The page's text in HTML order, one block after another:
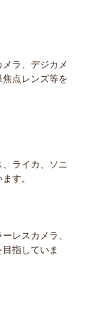
ラ、デジカメ
点レンズ等を
ライカ、ソニ
す。
レスカメラ、
指していま